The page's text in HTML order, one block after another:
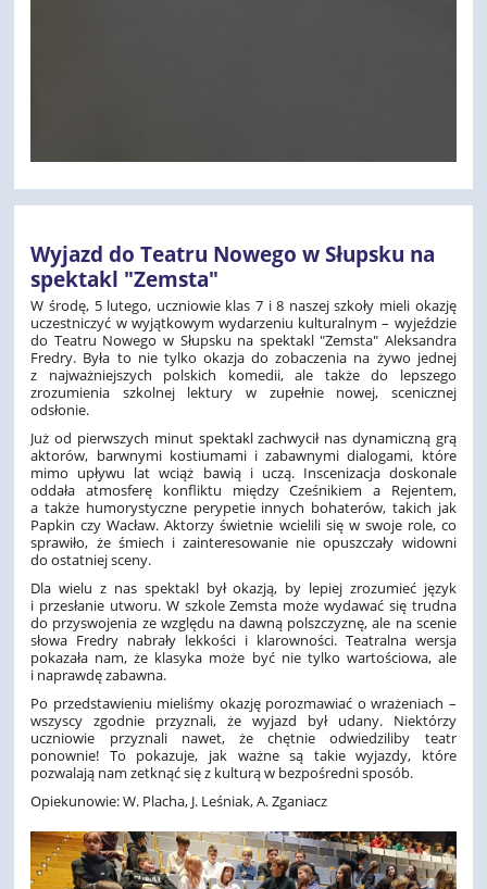
Wyjazd do Teatru Nowego w Słupsku na
spektakl "Zemsta"
W środę, 5 lutego, uczniowie klas 7 i 8 naszej szkoły mieli okazję
uczestniczyć w wyjątkowym wydarzeniu kulturalnym – wyjeździe
do Teatru Nowego w Słupsku na spektakl "Zemsta" Aleksandra
Fredry. Była to nie tylko okazja do zobaczenia na żywo jednej
z najważniejszych polskich komedii, ale także do lepszego
zrozumienia szkolnej lektury w zupełnie nowej, scenicznej
odsłonie.
Już od pierwszych minut spektakl zachwycił nas dynamiczną grą
aktorów, barwnymi kostiumami i zabawnymi dialogami, które
mimo upływu lat wciąż bawią i uczą. Inscenizacja doskonale
oddała atmosferę konfliktu między Cześnikiem a Rejentem,
a także humorystyczne perypetie innych bohaterów, takich jak
Papkin czy Wacław. Aktorzy świetnie wcielili się w swoje role, co
sprawiło, że śmiech i zainteresowanie nie opuszczały widowni
do ostatniej sceny.
Dla wielu z nas spektakl był okazją, by lepiej zrozumieć język
i przesłanie utworu. W szkole Zemsta może wydawać się trudna
do przyswojenia ze względu na dawną polszczyznę, ale na scenie
słowa Fredry nabrały lekkości i klarowności. Teatralna wersja
pokazała nam, że klasyka może być nie tylko wartościowa, ale
i naprawdę zabawna.
Po przedstawieniu mieliśmy okazję porozmawiać o wrażeniach –
wszyscy zgodnie przyznali, że wyjazd był udany. Niektórzy
uczniowie przyznali nawet, że chętnie odwiedziliby teatr
ponownie! To pokazuje, jak ważne są takie wyjazdy, które
pozwalają nam zetknąć się z kulturą w bezpośredni sposób.
Opiekunowie: W. Placha, J. Leśniak, A. Zganiacz